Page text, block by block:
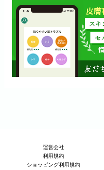
運営会社
利用規約
ショッピング利用規約